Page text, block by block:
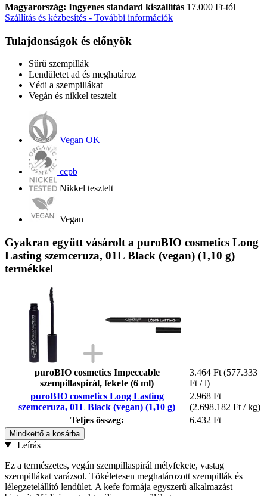
Magyarország: Ingyenes standard kiszállítás 17.000 Ft-tól
Szállítás és kézbesítés - További információk
Tulajdonságok és előnyök
Sűrű szempillák
Lendületet ad és meghatároz
Védi a szempillákat
Vegán és nikkel tesztelt
Vegan OK
ccpb
Nikkel tesztelt
Vegan
Gyakran együtt vásárolt a puroBIO cosmetics Long
Lasting szemceruza, 01L Black (vegan) (1,10 g)
termékkel
puroBIO cosmetics Impeccable
szempillaspirál, fekete (6 ml)
3.464 Ft (577.333
Ft / l)
puroBIO cosmetics Long Lasting
szemceruza, 01L Black (vegan) (1,10 g)
2.968 Ft
(2.698.182 Ft / kg)
Teljes összeg:
6.432 Ft
Mindkettő a kosárba
Leírás
Ez a természetes, vegán szempillaspirál mélyfekete, vastag
szempillákat varázsol. Tökéletesen meghatározott szempillák és
lélegzetelállító lendület. A kefe formája egyszerű alkalmazást